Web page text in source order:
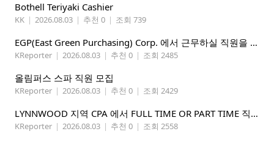
Bothell Teriyaki Cashier
KK | 2026.08.03 | 추천 0 | 조회 739
EGP(East Green Purchasing) Corp. 에서 근무하실 직원을 아래와 같이 모집합니다.
KReporter | 2026.08.03 | 추천 0 | 조회 2485
올림퍼스 스파 직원 모집
KReporter | 2026.08.03 | 추천 0 | 조회 2429
LYNNWOOD 지역 CPA 에서 FULL TIME OR PART TIME 직원을 찾습니다
KReporter | 2026.08.03 | 추천 0 | 조회 2558